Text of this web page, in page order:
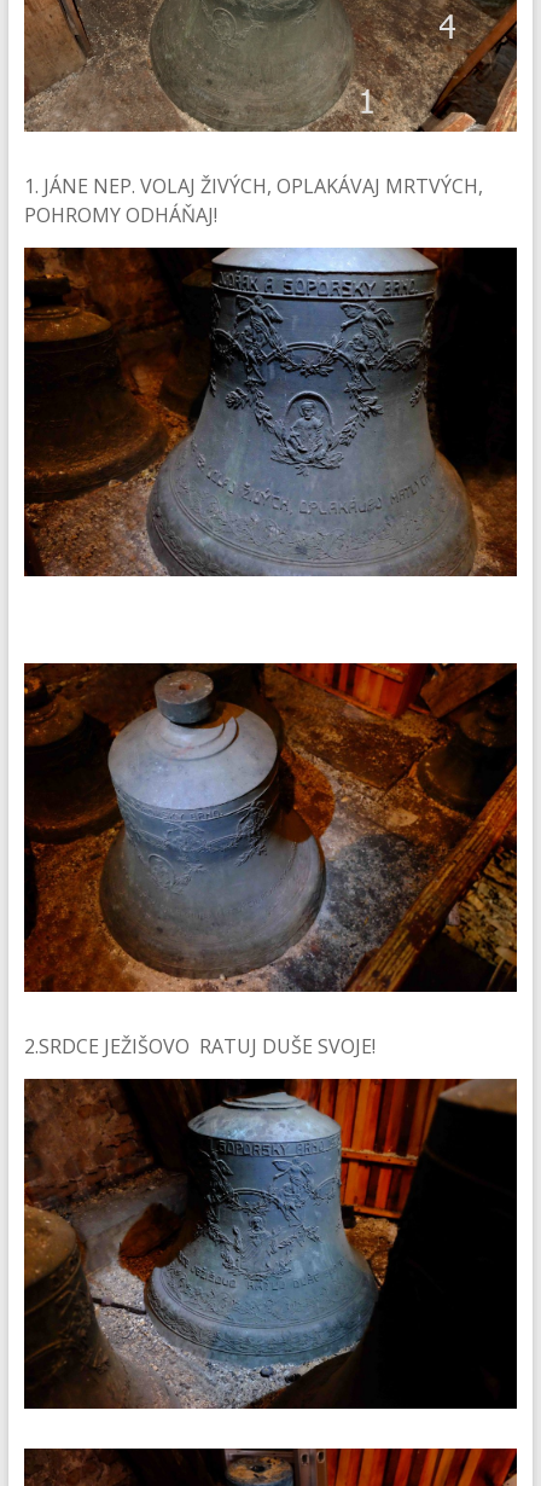
1. JÁNE NEP. VOLAJ ŽIVÝCH, OPLAKÁVAJ MRTVÝCH,
POHROMY ODHÁŇAJ!
2.SRDCE JEŽIŠOVO RATUJ DUŠE SVOJE!